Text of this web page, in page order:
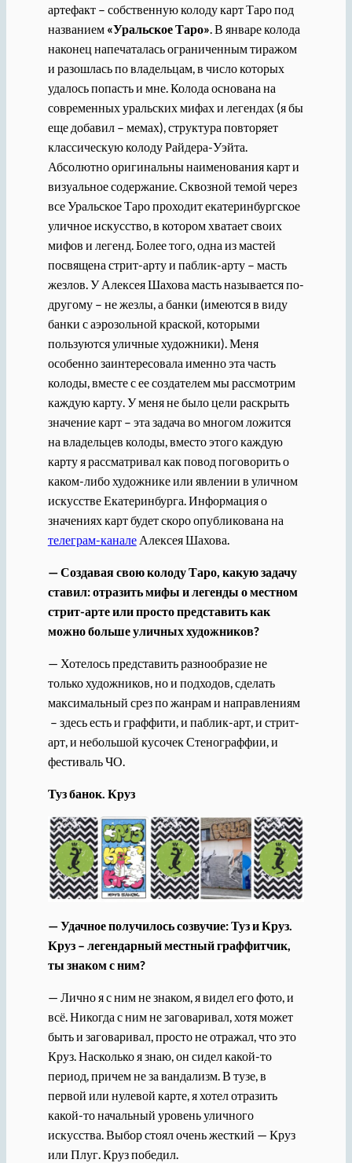
артефакт – собственную колоду карт Таро под
названием «Уральское Таро» . В январе колода
наконец напечаталась ограниченным тиражом
и разошлась по владельцам, в число которых
удалось попасть и мне. Колода основана на
современных уральских мифах и легендах (я бы
еще добавил – мемах), структура повторяет
классическую колоду Райдера-Уэйта.
Абсолютно оригинальны наименования карт и
визуальное содержание. Сквозной темой через
все Уральское Таро проходит екатеринбургское
уличное искусство, в котором хватает своих
мифов и легенд. Более того, одна из мастей
посвящена стрит-арту и паблик-арту – масть
жезлов. У Алексея Шахова масть называется по-
другому – не жезлы, а банки (имеются в виду
банки с аэрозольной краской, которыми
пользуются уличные художники). Меня
особенно заинтересовала именно эта часть
колоды, вместе с ее создателем мы рассмотрим
каждую карту. У меня не было цели раскрыть
значение карт – эта задача во многом ложится
на владельцев колоды, вместо этого каждую
карту я рассматривал как повод поговорить о
каком-либо художнике или явлении в уличном
искусстве Екатеринбурга. Информация о
значениях карт будет скоро опубликована на
телеграм-каналеАлексея Шахова.
— Создавая свою колоду Таро, какую задачу
ставил: отразить мифы и легенды о местном
стрит-арте или просто представить как
можно больше уличных художников?
— Хотелось представить разнообразие не
только художников, но и подходов, сделать
максимальный срез по жанрам и направлениям
– здесь есть и граффити, и паблик-арт, и стрит-
арт, и небольшой кусочек Стенограффии, и
фестиваль ЧО.
Туз банок. Круз
— Удачное получилось созвучие: Туз и Круз.
Круз – легендарный местный граффитчик,
ты знаком с ним?
— Лично я с ним не знаком, я видел его фото, и
всё. Никогда с ним не заговаривал, хотя может
быть и заговаривал, просто не отражал, что это
Круз. Насколько я знаю, он сидел какой-то
период, причем не за вандализм. В тузе, в
первой или нулевой карте, я хотел отразить
какой-то начальный уровень уличного
искусства. Выбор стоял очень жесткий — Круз
или Плуг. Круз победил.